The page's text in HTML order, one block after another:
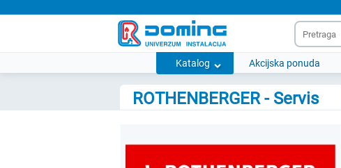
Katalog Akcijska ponuda
ROTHENBERGER - Servis